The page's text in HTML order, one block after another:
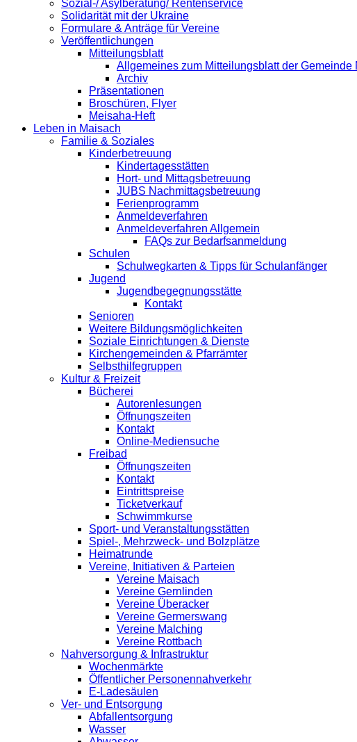
Sozial-/ Asylberatung/ Rentenservice
Solidarität mit der Ukraine
Formulare & Anträge für Vereine
Veröffentlichungen
Mitteilungsblatt
Allgemeines zum Mitteilungsblatt der Gemeinde
Archiv
Präsentationen
Broschüren, Flyer
Meisaha-Heft
Leben in Maisach
Familie & Soziales
Kinderbetreuung
Kindertagesstätten
Hort- und Mittagsbetreuung
JUBS Nachmittagsbetreuung
Ferienprogramm
Anmeldeverfahren
Anmeldeverfahren Allgemein
FAQs zur Bedarfsanmeldung
Schulen
Schulwegkarten & Tipps für Schulanfänger
Jugend
Jugendbegegnungsstätte
Kontakt
Senioren
Weitere Bildungsmöglichkeiten
Soziale Einrichtungen & Dienste
Kirchengemeinden & Pfarrämter
Selbsthilfegruppen
Kultur & Freizeit
Bücherei
Autorenlesungen
Öffnungszeiten
Kontakt
Online-Mediensuche
Freibad
Öffnungszeiten
Kontakt
Eintrittspreise
Ticketverkauf
Schwimmkurse
Sport- und Veranstaltungsstätten
Spiel-, Mehrzweck- und Bolzplätze
Heimatrunde
Vereine, Initiativen & Parteien
Vereine Maisach
Vereine Gernlinden
Vereine Überacker
Vereine Germerswang
Vereine Malching
Vereine Rottbach
Nahversorgung & Infrastruktur
Wochenmärkte
Öffentlicher Personennahverkehr
E-Ladesäulen
Ver- und Entsorgung
Abfallentsorgung
Wasser